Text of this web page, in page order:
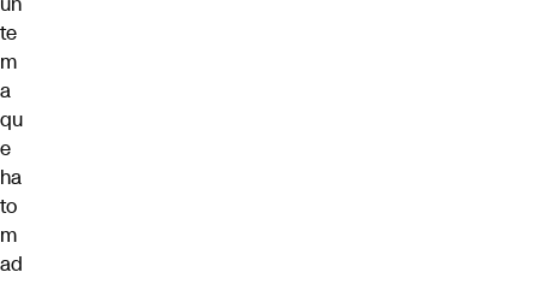
te
m
a
qu
e
ha
to
m
ad